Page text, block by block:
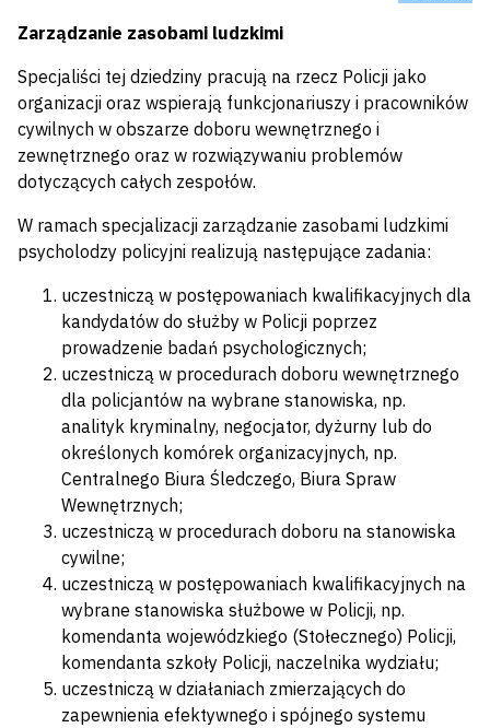
Zarządzanie zasobami ludzkimi
Specjaliści tej dziedziny pracują na rzecz Policji jako
organizacji oraz wspierają funkcjonariuszy i pracowników
cywilnych w obszarze doboru wewnętrznego i
zewnętrznego oraz w rozwiązywaniu problemów
dotyczących całych zespołów.
W ramach specjalizacji zarządzanie zasobami ludzkimi
psycholodzy policyjni realizują następujące zadania:
uczestniczą w postępowaniach kwalifikacyjnych dla
kandydatów do służby w Policji poprzez
prowadzenie badań psychologicznych;
uczestniczą w procedurach doboru wewnętrznego
dla policjantów na wybrane stanowiska, np.
analityk kryminalny, negocjator, dyżurny lub do
określonych komórek organizacyjnych, np.
Centralnego Biura Śledczego, Biura Spraw
Wewnętrznych;
uczestniczą w procedurach doboru na stanowiska
cywilne;
uczestniczą w postępowaniach kwalifikacyjnych na
wybrane stanowiska służbowe w Policji, np.
komendanta wojewódzkiego (Stołecznego) Policji,
komendanta szkoły Policji, naczelnika wydziału;
uczestniczą w działaniach zmierzających do
zapewnienia efektywnego i spójnego systemu